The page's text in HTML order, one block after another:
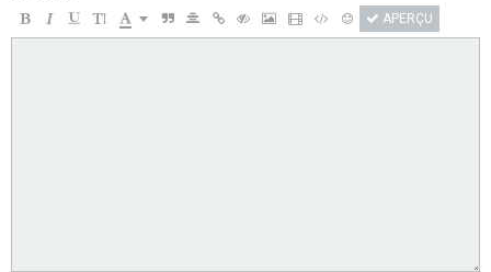
APERÇU